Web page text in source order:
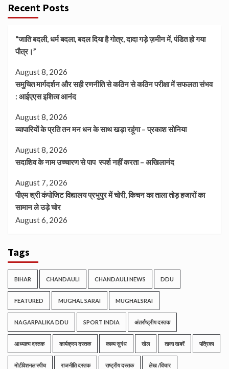
Recent Posts
“जाति बदली, धर्म बदला, बदल दिया है गोत्र, दादा गड़े ज़मीन में, पंडित हो गया
पौत्र।”
August 8, 2026
समुचित मार्गदर्शन और सही रणनीति से कठिन से कठिन परीक्षा में सफलता संभव
: आईएएस इशित्व आनंद
August 8, 2026
व्यापारियों के प्रति तन मन धन के साथ खड़ा रहूंगा – प्रकाश सोनिया
August 8, 2026
सदाशिव के नाम उच्चारण से पाप स्पर्श नहीं करता – अखिलानंद
August 7, 2026
पीएम श्री कंपोजिट विद्यालय प्रभुपुर में चोरी, किचन का ताला तोड़ हजारों का
सामान ले उड़े चोर
August 6, 2026
Tags
BIHAR CHANDAULI CHANDAULI NEWS DDU
FEATURED MUGHAL SARAI MUGHALSRAI
NAGARPALIKA DDU SPORT INDIA अंतर्राष्ट्रीय दस्तक
आध्यात्म दस्तक कार्यक्रम दस्तक काव्य सुगंध खेल ताजा खबरें पत्रिका
मोटीवेशनल स्पीच राजनीति दस्तक राष्ट्रीय दस्तक लेख /विचार